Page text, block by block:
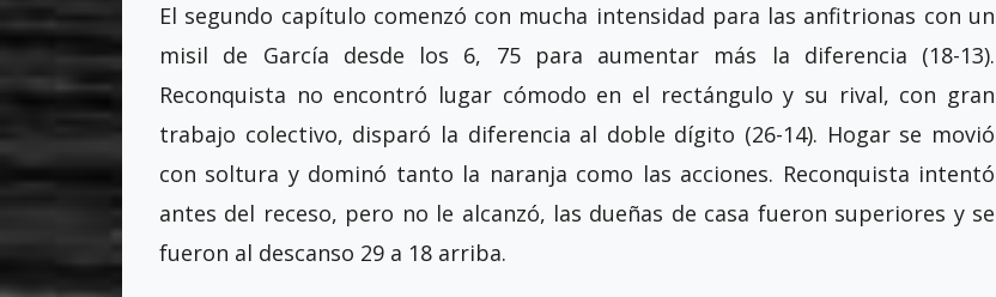
El segundo capítulo comenzó con mucha intensidad para las anfitrionas con un
misil de García desde los 6, 75 para aumentar más la diferencia (18-13).
Reconquista no encontró lugar cómodo en el rectángulo y su rival, con gran
trabajo colectivo, disparó la diferencia al doble dígito (26-14). Hogar se movió
con soltura y dominó tanto la naranja como las acciones. Reconquista intentó
antes del receso, pero no le alcanzó, las dueñas de casa fueron superiores y se
fueron al descanso 29 a 18 arriba.